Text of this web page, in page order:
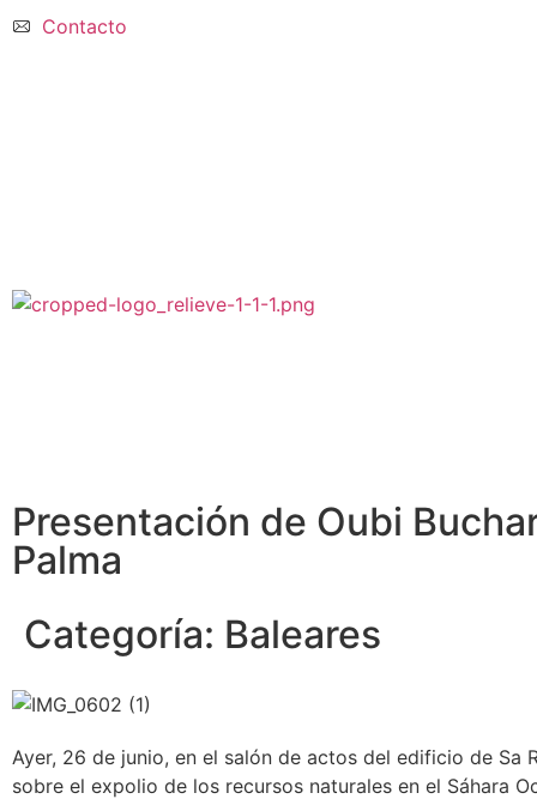
Contacto
Presentación de Oubi
Palma
Categoría: Baleares
Ayer, 26 de junio, en el salón de actos del edificio de Sa
sobre el expolio de los recursos naturales en el Sáhara